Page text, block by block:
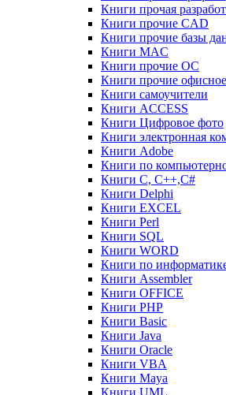
Книги прочая
Книги прочие CAD
Книги прочие базы
Книги MAC
Книги прочие ОС
Книги прочие
Книги самоучители
Книги ACCESS
Книги Цифровое фото
Книги электронная
Книги Adobe
Книги по
Книги C, C++,С#
Книги Delphi
Книги EXCEL
Книги Perl
Книги SQL
Книги WORD
Книги по
Книги Assembler
Книги OFFICE
Книги PHP
Книги Basic
Книги Java
Книги Oracle
Книги VBA
Книги Maya
Книги UML